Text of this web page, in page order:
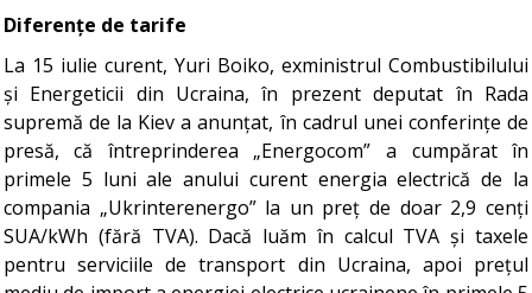
Diferențe de tarife
La 15 iulie curent, Yuri Boiko, exministrul Combustibilului
și Energeticii din Ucraina, în prezent deputat în Rada
supremă de la Kiev a anunțat, în cadrul unei conferințe de
presă, că întreprinderea „Energocom” a cumpărat în
primele 5 luni ale anului curent energia electrică de la
compania „Ukrinterenergo” la un preț de doar 2,9 cenți
SUA/kWh (fără TVA). Dacă luăm în calcul TVA și taxele
pentru serviciile de transport din Ucraina, apoi prețul